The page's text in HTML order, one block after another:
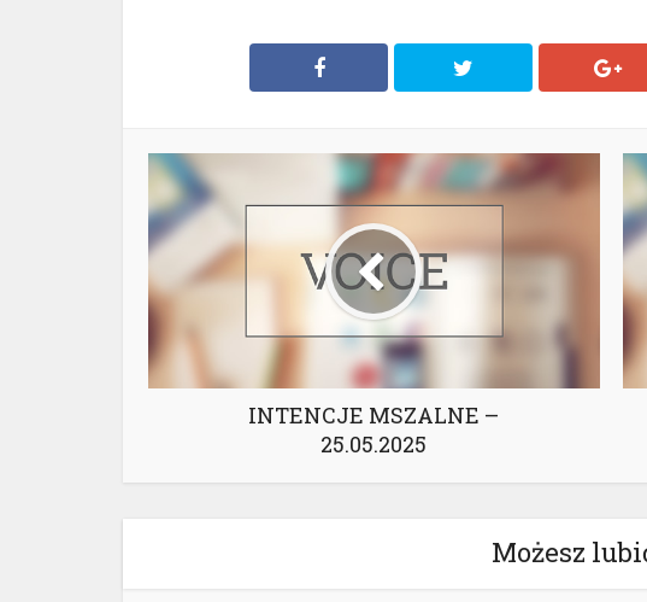
INTENCJE MSZALNE –
25.05.2025
Możesz